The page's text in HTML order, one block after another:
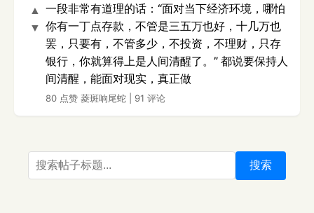
▲
▼
一段非常有道理的话：“面对当下经济环境，哪怕
你有一丁点存款，不管是三五万也好，十几万也
罢，只要有，不管多少，不投资，不理财，只存
银行，你就算得上是人间清醒了。” 都说要保持人
间清醒，能面对现实，真正做
80 点赞 菱斑响尾蛇 91 评论
搜索